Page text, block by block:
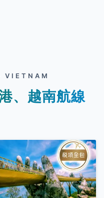
VIETNAM
、越南航線